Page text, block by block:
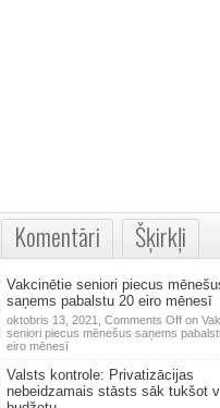
Komentāri Šķirkļi
Vakcinētie seniori piecus
saņems pabalstu 20 eiro mēnesī
oktobris 13, 2021, Comments Offon
seniori piecus mēnešus saņems
eiro mēnesī
Valsts kontrole: Privatizācijas
nebeidzamais stāsts sāk tukšot